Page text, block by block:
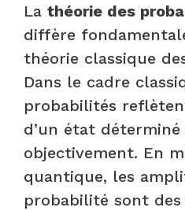
La théorie des
diffère
théorie classique
Dans le cadre
probabilités
d’un état
objectivement. En
quantique, les
probabilité sont des